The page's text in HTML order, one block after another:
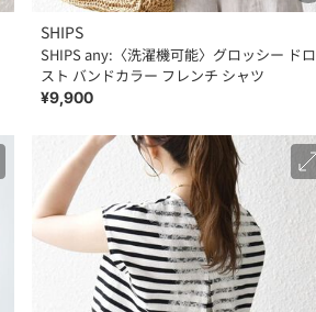
SHIPS
SHIPS any:〈洗濯機可能〉グロッシー ドロ
スト バンドカラー フレンチ シャツ
¥9,900